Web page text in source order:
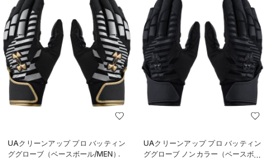
UAクリーンアップ プロ バッティン
ググローブ（ベースボール/MEN）
UAクリーンアップ プロ バッティン
ググローブ ノンカラー（ベースボー